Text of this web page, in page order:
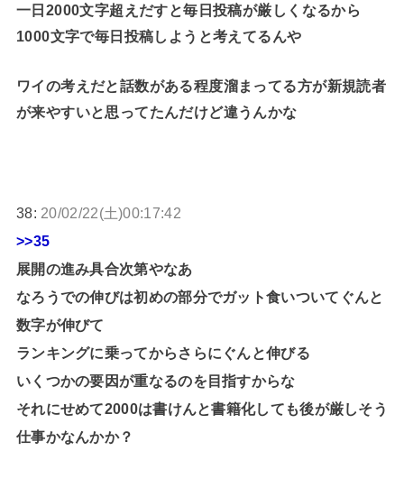
一日2000文字超えだすと毎日投稿が厳しくなるから
1000文字で毎日投稿しようと考えてるんや
ワイの考えだと話数がある程度溜まってる方が新規読者
が来やすいと思ってたんだけど違うんかな
38: 20/02/22(土)00:17:42
>>35
展開の進み具合次第やなあ
なろうでの伸びは初めの部分でガット食いついてぐんと
数字が伸びて
ランキングに乗ってからさらにぐんと伸びる
いくつかの要因が重なるのを目指すからな
それにせめて2000は書けんと書籍化しても後が厳しそう
仕事かなんかか？